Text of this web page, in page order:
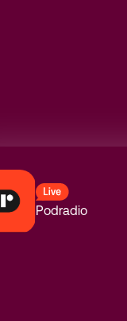
Podradio